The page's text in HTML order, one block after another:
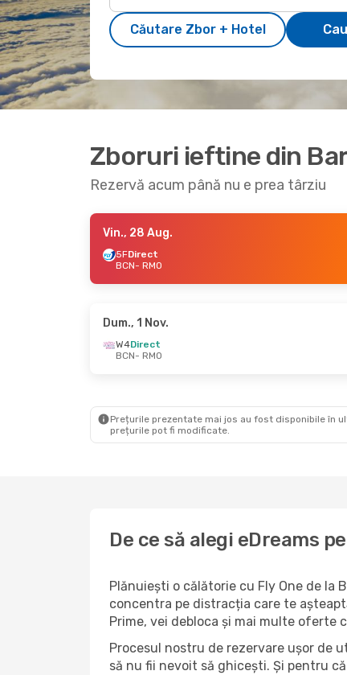
Căutare Zbor + Hotel
Zboruri ieftine din
Rezervă acum până nu e prea târziu
Vin., 28 Aug.
5FDirect
BCN- RMO
Dum., 1 Nov.
W4Direct
BCN- RMO
Prețurile prezentate mai jos au fost disponibile în
prețurile pot fi modificate.
De ce să alegi eDreams
Plănuiești o călătorie cu Fly One de la
concentra pe distracția care te
Prime, vei debloca și mai multe oferte
Procesul nostru de rezervare ușor de
să nu fii nevoit să ghicești. Și pentru